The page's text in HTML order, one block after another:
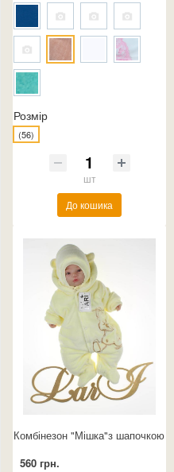
Розмір
(56)
шт
До кошика
Комбінезон "Мішка"з шапочкою
560 грн.